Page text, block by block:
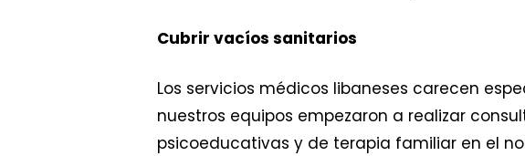
Cubrir vacíos sanitarios
Los servicios médicos libaneses carecen
nuestros equipos empezaron a realizar
psicoeducativas y de terapia familiar en el